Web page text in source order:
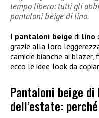
tempo libero: tutti gli
pantaloni beige di lino.
I pantaloni beige di lino
grazie alla loro
camicie bianche ai blazer,
ecco le idee look da
Pantaloni beige
dell’estate: